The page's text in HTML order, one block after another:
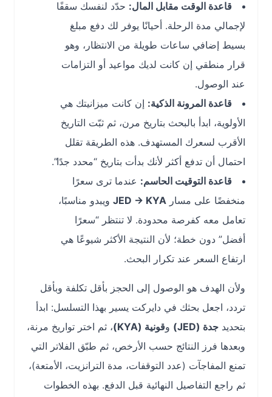
قاعدة الوقت مقابل المال: حدّد لنفسك سقفًا
لإجمالي مدة الرحلة. أحيانًا يوفر لك دفع مبلغ
بسيط إضافي ساعات طويلة من الانتظار، وهو
قرار منطقي إن كانت لديك مواعيد أو التزامات
عند الوصول.
قاعدة المرونة الذكية:إن كانت ميزانيتك هي
الأولوية، ابدأ بالبحث بتاريخ مرن، ثم ثبّت التاريخ
الأقرب لسعرك المستهدف. هذه الطريقة تقلل
احتمال أن تدفع أكثر لأنك بدأت بتاريخ “محدد جدًا”.
قاعدة التوقيت الحاسم:عندما ترى سعرًا
منخفضًا على مسار JED → KYAويبدو مناسبًا،
تعامل معه كفرصة محدودة. لا تنتظر “سعرًا
أفضل” دون خطة؛ لأن النتيجة الأكثر شيوعًا هي
ارتفاع السعر عند تكرار البحث.
ولأن الهدف هو الوصول إلى الحجز بأقل تكلفة وبأقل
تردد، اجعل بحثك في دايركت يسير بهذا التسلسل: ابدأ
بتحديدجدة (JED) وقونية (KYA)
، ثم اختر تواريخ مرنة،
وبعدها فرز النتائج حسب الأرخص، ثم طبّق الفلاتر التي
تمنع المفاجآت (عدد التوقفات، مدة الترانزيت، الأمتعة)،
ثم راجع التفاصيل النهائية قبل الدفع. بهذه الخطوات